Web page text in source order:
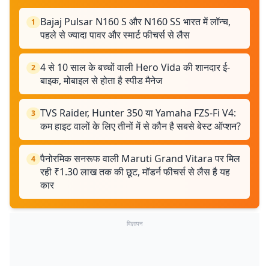
1
Bajaj Pulsar N160 S और N160 SS भारत में लॉन्च,
पहले से ज्यादा पावर और स्मार्ट फीचर्स से लैस
2 4 से 10 साल के बच्चों वाली Hero Vida की शानदार ई-
बाइक, मोबाइल से होता है स्पीड मैनेज
3 TVS Raider, Hunter 350 या Yamaha FZS-Fi V4:
कम हाइट वालों के लिए तीनों में से कौन है सबसे बेस्ट ऑप्शन?
4 पैनोरमिक सनरूफ वाली Maruti Grand Vitara पर मिल
रही ₹1.30 लाख तक की छूट, मॉडर्न फीचर्स से लैस है यह
कार
विज्ञापन